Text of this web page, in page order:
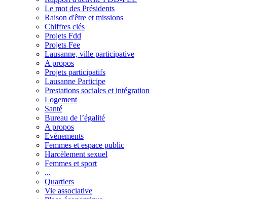
Le mot des Présidents
Raison d'être et missions
Chiffres clés
Projets Fdd
Projets Fee
Lausanne, ville participative
A propos
Projets participatifs
Lausanne Participe
Prestations sociales et intégration
Logement
Santé
Bureau de l’égalité
A propos
Evénements
Femmes et espace public
Harcèlement sexuel
Femmes et sport
...
Quartiers
Vie associative